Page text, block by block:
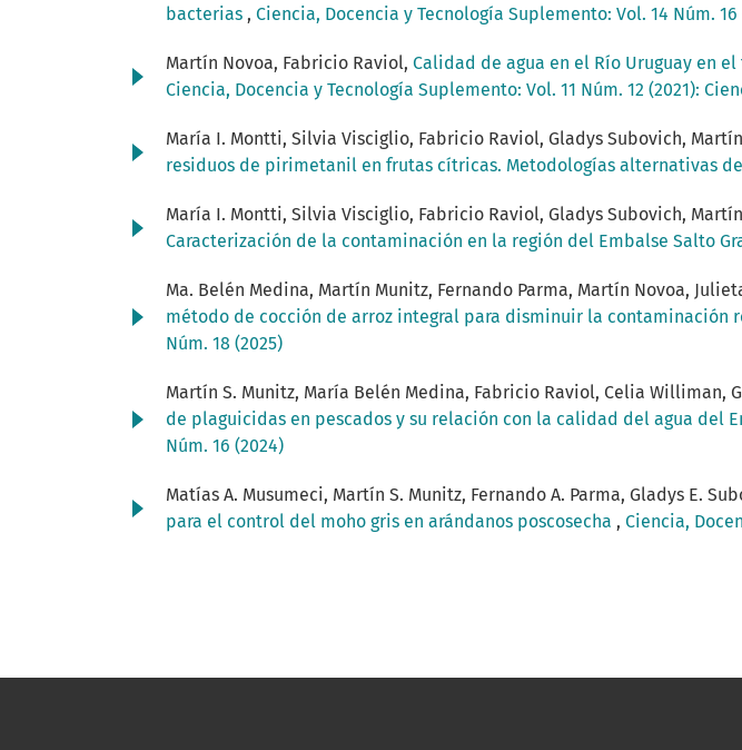
bacterias , Ciencia, Docencia y Tecnología Suplemento: Vol. 14 Núm. 16
Martín Novoa, Fabricio Raviol, Calidad de agua en el Río Uruguay en
Ciencia, Docencia y Tecnología Suplemento: Vol. 11 Núm. 12 (2021):
María I. Montti, Silvia Visciglio, Fabricio Raviol, Gladys Subovich,
residuos de pirimetanil en frutas cítricas. Metodologías alternativas
María I. Montti, Silvia Visciglio, Fabricio Raviol, Gladys Subovich,
Caracterización de la contaminación en la región del Embalse Salto
Ma. Belén Medina, Martín Munitz, Fernando Parma, Martín Novoa,
método de cocción de arroz integral para disminuir la contaminación
Núm. 18 (2025)
Martín S. Munitz, María Belén Medina, Fabricio Raviol, Celia Williman,
de plaguicidas en pescados y su relación con la calidad del agua del
Núm. 16 (2024)
Matías A. Musumeci, Martín S. Munitz, Fernando A. Parma, Gladys E.
para el control del moho gris en arándanos poscosecha , Ciencia,